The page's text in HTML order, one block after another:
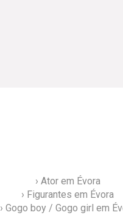
› Ator em Évora
› Figurantes em Évora
› Gogo boy / Gogo girl em